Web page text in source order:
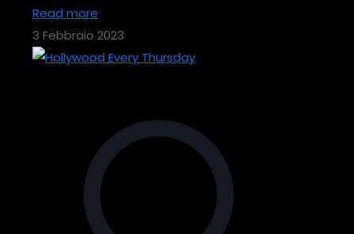
Read more
3 Febbraio 2023